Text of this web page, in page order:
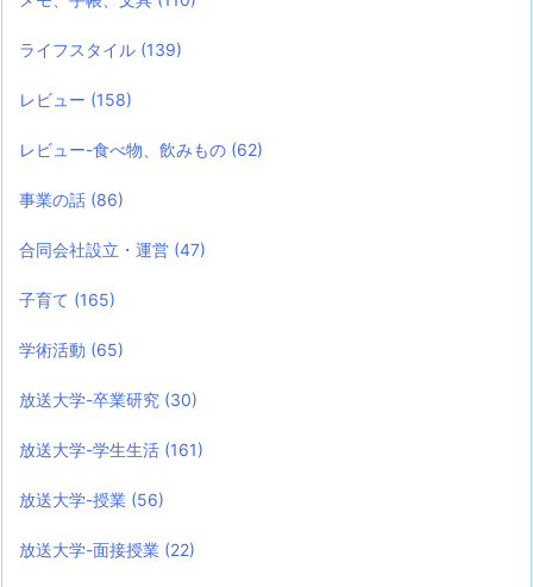
ライフスタイル (139)
レビュー (158)
レビュー-食べ物、飲みもの (62)
事業の話 (86)
合同会社設立・運営 (47)
子育て (165)
学術活動 (65)
放送大学-卒業研究 (30)
放送大学-学生生活 (161)
放送大学-授業 (56)
放送大学-面接授業 (22)